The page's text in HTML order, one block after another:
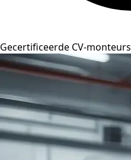
Gecertificeerde CV-monteurs